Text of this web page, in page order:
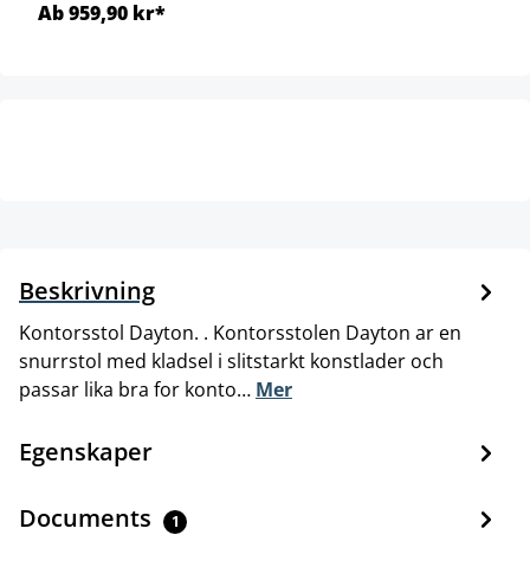
Ab 959,90 kr*
Beskrivning
Kontorsstol Dayton. . Kontorsstolen Dayton ar en
snurrstol med kladsel i slitstarkt konstlader och
passar lika bra for konto… Mer
Egenskaper
Documents 1